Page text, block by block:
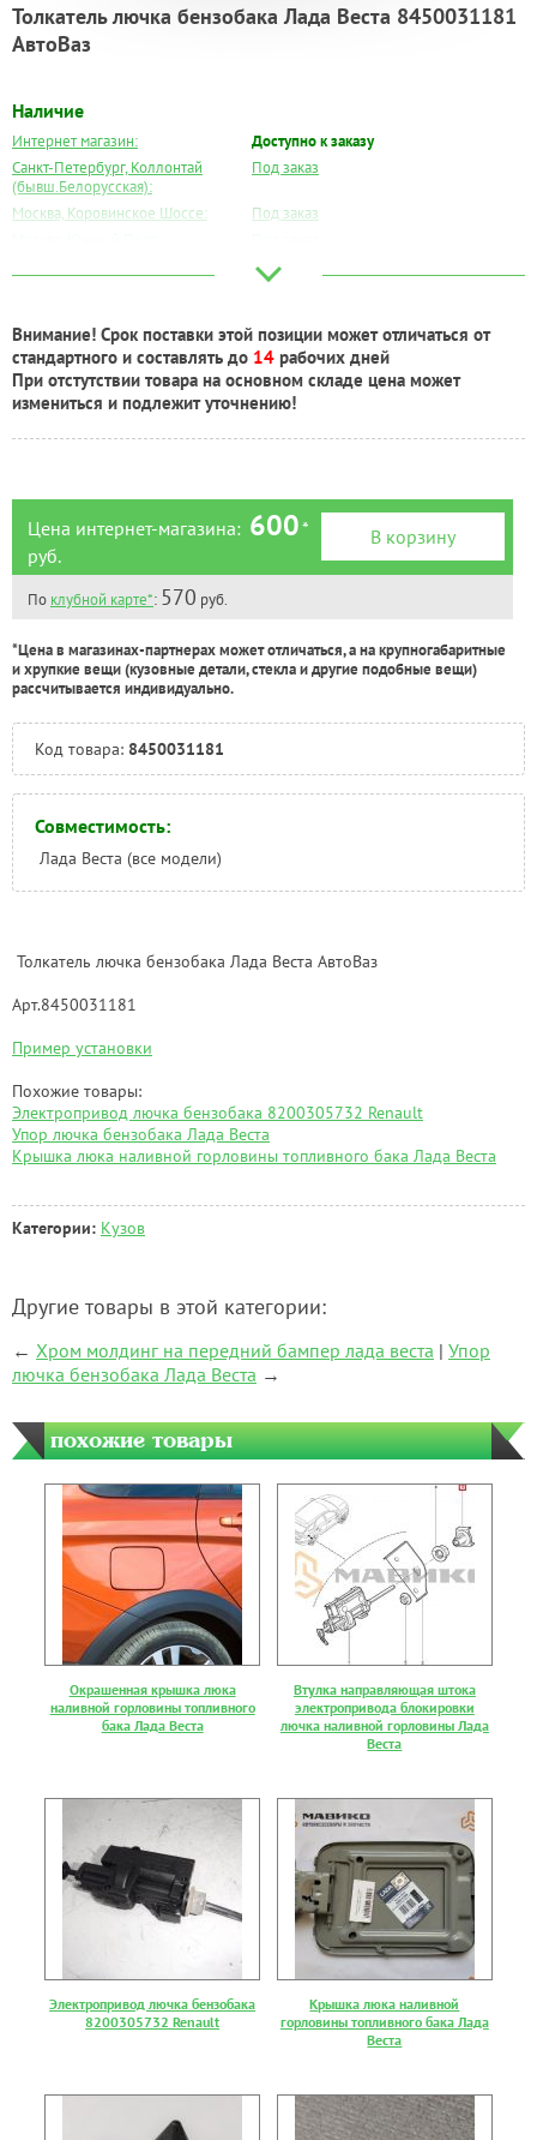
Толкатель лючка бензобака Лада Веста 8450031181
АвтоВаз
Наличие
Интернет магазин:
Доступно к заказу
Санкт-Петербург, Коллонтай
(бывш.Белорусская):
Под заказ
Москва, Коровинское Шоссе:
Под заказ
Под заказ
Самара:
Под заказ
Тверь:
Под заказ
Тюмень:
Под заказ
Внимание! Срок поставки этой позиции может отличаться от
стандартного и составлять до 14 рабочих дней
При отстутствии товара на основном складе цена может
измениться и подлежит уточнению!
Цена интернет-магазина: 600*
руб.
В корзину
По клубной карте*: 570 руб.
*Цена в магазинах-партнерах может отличаться, а на крупногабаритные
и хрупкие вещи (кузовные детали, стекла и другие подобные вещи)
рассчитывается индивидуально.
Код товара: 8450031181
Совместимость:
Лада Веста (все модели)
Толкатель лючка бензобака Лада Веста АвтоВаз
Арт.8450031181
Пример установки
Похожие товары:
Электропривод лючка бензобака 8200305732 Renault
Упор лючка бензобака Лада Веста
Крышка люка наливной горловины топливного бака Лада Веста
Категории: Кузов
Другие товары в этой категории:
← Хром молдинг на передний бампер лада веста | Упор
лючка бензобака Лада Веста →
похожие товары
Окрашенная крышка люка
наливной горловины топливного
бака Лада Веста
Втулка направляющая штока
электропривода блокировки
лючка наливной горловины Лада
Веста
Электропривод лючка бензобака
8200305732 Renault
Крышка люка наливной
горловины топливного бака Лада
Веста